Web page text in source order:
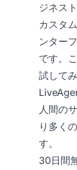
ジネス
カスタ
ンター
です。
試して
人間の
り多く
す。
30日間